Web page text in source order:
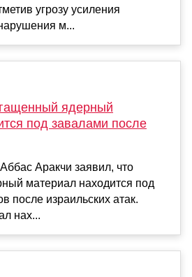
угрозу усиления
м...
ядерный
под завалами после
Аракчи заявил, что
материал находится под
после израильских атак.
нах...